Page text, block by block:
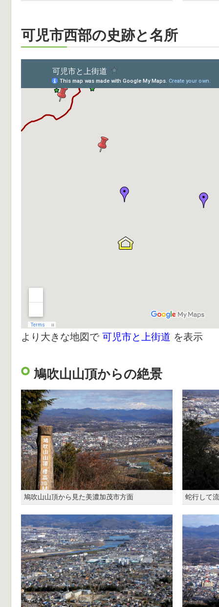
可児市西部の史跡と名所
より大きな地図で 可児市と上街道 を表示
鳩吹山山頂からの絶景
鳩吹山山頂から見た美濃加茂市方面 蛇行して